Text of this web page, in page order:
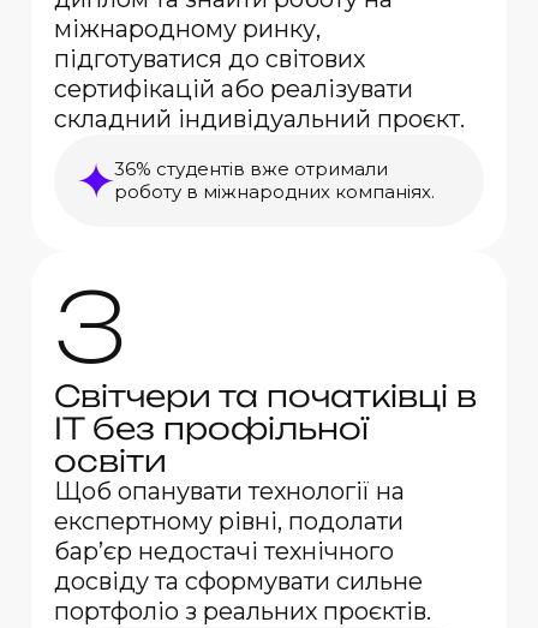
міжнародному ринку,
підготуватися до світових
сертифікацій або реалізувати
складний індивідуальний проєкт.
36% студентів вже отримали
роботу в міжнародних компаніях.
3
Світчери та початківці в
IT без профільної
освіти
Щоб опанувати технології на
експертному рівні, подолати
бар’єр недостачі технічного
досвіду та сформувати сильне
портфоліо з реальних проєктів.